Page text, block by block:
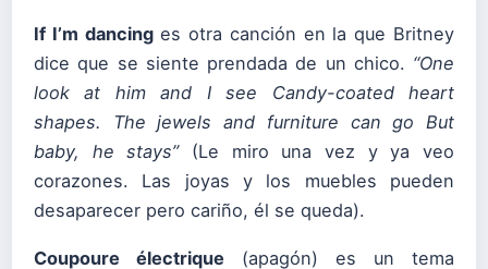
If I’m dancinges otra canción en la que Britney
dice que se siente prendada de un chico. “One
look at him and I see Candy-coated heart
shapes.
The jewels and furniture can go But
baby, he stays”(Le miro una vez y ya veo
corazones. Las joyas y los muebles pueden
desaparecer pero cariño, él se queda).
Coupoure électrique (apagón) es un tema